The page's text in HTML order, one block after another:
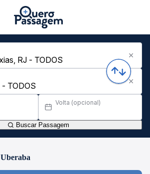
Volta (opcional)
Buscar Passagem
Uberaba